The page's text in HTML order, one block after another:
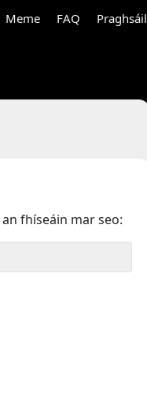
Meme FAQ Praghsáil
an fhíseáin mar seo: